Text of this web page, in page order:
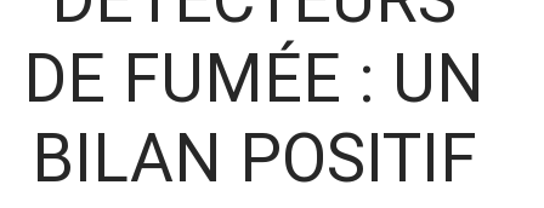
DE FUMÉE : UN
BILAN POSITIF